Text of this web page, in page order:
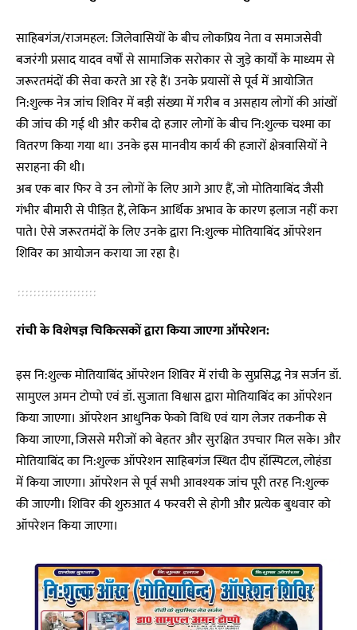
साहिबगंज/राजमहल: जिलेवासियों के बीच लोकप्रिय नेता व समाजसेवी
बजरंगी प्रसाद यादव वर्षों से सामाजिक सरोकार से जुड़े कार्यों के माध्यम से
जरूरतमंदों की सेवा करते आ रहे हैं। उनके प्रयासों से पूर्व में आयोजित
नि:शुल्क नेत्र जांच शिविर में बड़ी संख्या में गरीब व असहाय लोगों की आंखों
की जांच की गई थी और करीब दो हजार लोगों के बीच नि:शुल्क चश्मा का
वितरण किया गया था। उनके इस मानवीय कार्य की हजारों क्षेत्रवासियों ने
सराहना की थी।
अब एक बार फिर वे उन लोगों के लिए आगे आए हैं, जो मोतियाबिंद जैसी
गंभीर बीमारी से पीड़ित हैं, लेकिन आर्थिक अभाव के कारण इलाज नहीं करा
पाते। ऐसे जरूरतमंदों के लिए उनके द्वारा नि:शुल्क मोतियाबिंद ऑपरेशन
शिविर का आयोजन कराया जा रहा है।
रांची के विशेषज्ञ चिकित्सकों द्वारा किया जाएगा ऑपरेशन:
इस नि:शुल्क मोतियाबिंद ऑपरेशन शिविर में रांची के सुप्रसिद्ध नेत्र सर्जन डॉ.
सामुएल अमन टोप्पो एवं डॉ. सुजाता विश्वास द्वारा मोतियाबिंद का ऑपरेशन
किया जाएगा। ऑपरेशन आधुनिक फेको विधि एवं याग लेजर तकनीक से
किया जाएगा, जिससे मरीजों को बेहतर और सुरक्षित उपचार मिल सके। और
मोतियाबिंद का नि:शुल्क ऑपरेशन साहिबगंज स्थित दीप हॉस्पिटल, लोहंडा
में किया जाएगा। ऑपरेशन से पूर्व सभी आवश्यक जांच पूरी तरह नि:शुल्क
की जाएगी। शिविर की शुरुआत 4 फरवरी से होगी और प्रत्येक बुधवार को
ऑपरेशन किया जाएगा।